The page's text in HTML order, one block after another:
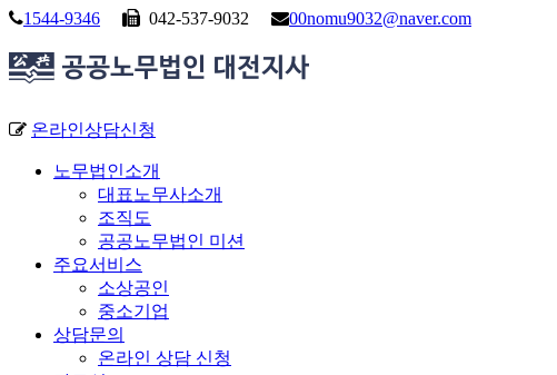
1544-9346 042-537-9032 00nomu9032@naver.com
온라인상담신청
노무법인소개
대표노무사소개
조직도
공공노무법인 미션
주요서비스
소상공인
중소기업
상담문의
온라인 상담 신청